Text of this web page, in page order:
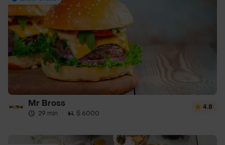
Mr Bross
29 min · $ 6000
4.8